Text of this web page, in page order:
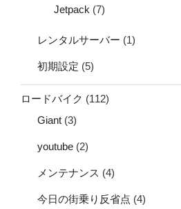
Jetpack (7)
レンタルサーバー (1)
初期設定 (5)
ロードバイク (112)
Giant (3)
youtube (2)
メンテナンス (4)
今日の街乗り反省点 (4)